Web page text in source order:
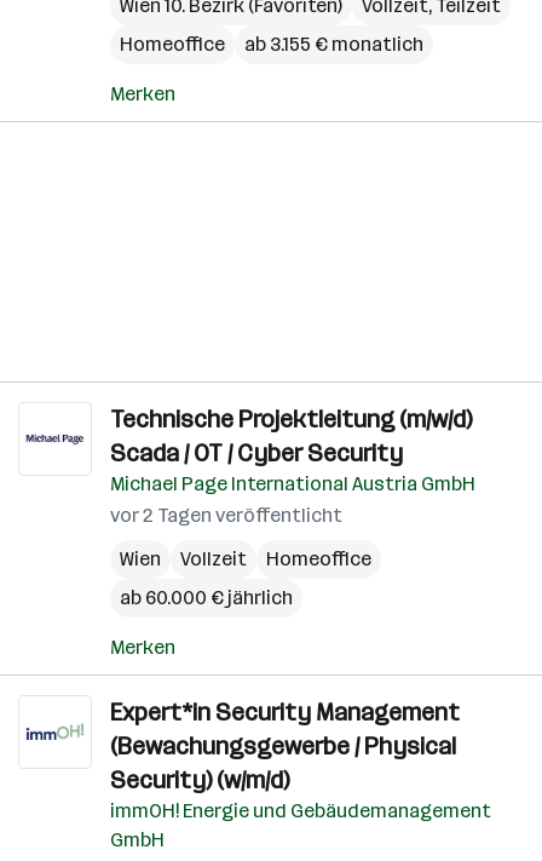
Wien 10. Bezirk (Favoriten)
Vollzeit, Teilzeit
Homeoffice
ab 3.155 € monatlich
Merken
Technische Projektleitung (m/w/d)
Scada / OT / Cyber Security
Michael Page International Austria GmbH
vor 2 Tagen veröffentlicht
Wien
Vollzeit
Homeoffice
ab 60.000 € jährlich
Merken
Expert*in Security Management
(Bewachungsgewerbe / Physical
Security) (w/m/d)
immOH! Energie und Gebäudemanagement
GmbH